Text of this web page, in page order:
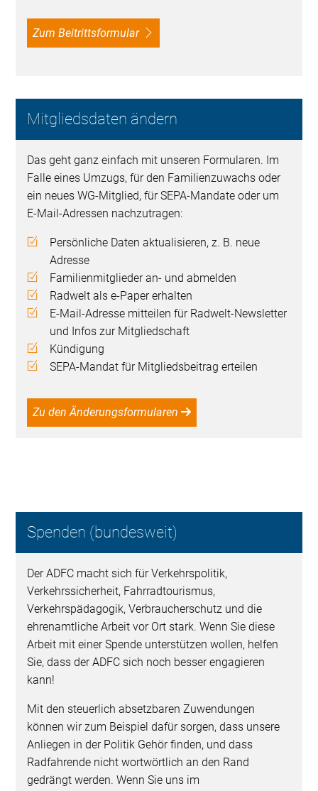
Zum Beitrittsformular
Mitgliedsdaten ändern
Das geht ganz einfach mit unseren Formularen. Im
Falle eines Umzugs, für den Familienzuwachs oder
ein neues WG-Mitglied, für SEPA-Mandate oder um
E-Mail-Adressen nachzutragen:
Persönliche Daten aktualisieren, z. B. neue
Adresse
Familienmitglieder an- und abmelden
Radwelt als e-Paper erhalten
E-Mail-Adresse mitteilen für Radwelt-Newsletter
und Infos zur Mitgliedschaft
Kündigung
SEPA-Mandat für Mitgliedsbeitrag erteilen
Zu den Änderungsformularen
Spenden (bundesweit)
Der ADFC macht sich für Verkehrspolitik,
Verkehrssicherheit, Fahrradtourismus,
Verkehrspädagogik, Verbraucherschutz und die
ehrenamtliche Arbeit vor Ort stark. Wenn Sie diese
Arbeit mit einer Spende unterstützen wollen, helfen
Sie, dass der ADFC sich noch besser engagieren
kann!
Mit den steuerlich absetzbaren Zuwendungen
können wir zum Beispiel dafür sorgen, dass unsere
Anliegen in der Politik Gehör finden, und dass
Radfahrende nicht wortwörtlich an den Rand
gedrängt werden. Wenn Sie uns im